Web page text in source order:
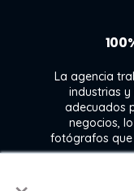
La agencia
industrias
adecuados
negocios,
fotógrafos que